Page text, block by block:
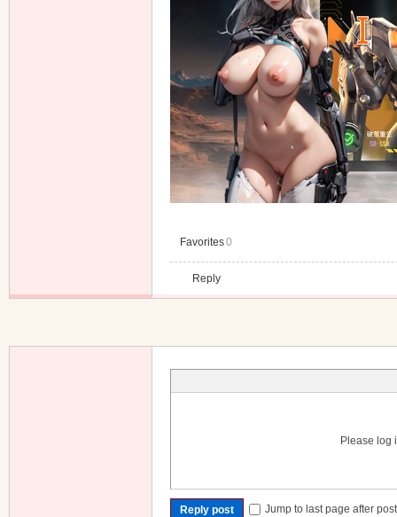
Favorites0
Reply
Please log
Reply post Jump to last page after